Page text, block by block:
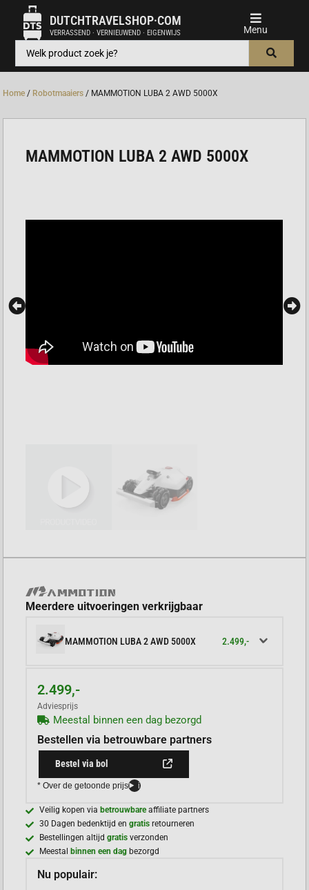
DUTCHTRAVELSHOP·COM
VERRASSEND · VERNIEUWEND · EIGENWIJS
Home / Robotmaaiers / MAMMOTION LUBA 2 AWD 5000X
MAMMOTION LUBA 2 AWD 5000X
Meerdere uitvoeringen verkrijgbaar
MAMMOTION LUBA 2 AWD 5000X 2.499,-
2.499,-
Adviesprijs
Meestal binnen een dag bezorgd
Bestellen via betrouwbare partners
Bestel via bol
* Over de getoonde prijs i
Veilig kopen viabetrouwbareaffiliate partners
30 Dagen bedenktijd engratis retourneren
Bestellingen altijdgratisverzonden
Meestalbinnen een dag bezorgd
Nu populair: